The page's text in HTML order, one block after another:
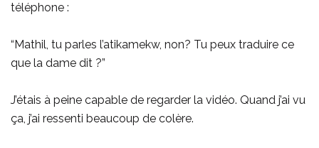
téléphone :
“Mathil, tu parles l’atikamekw, non? Tu peux traduire ce
que la dame dit ?”
J’étais à peine capable de regarder la vidéo. Quand j’ai vu
ça, j’ai ressenti beaucoup de colère.